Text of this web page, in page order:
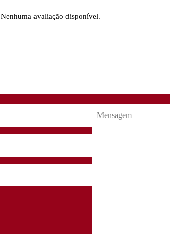
Nenhuma avaliação disponível.